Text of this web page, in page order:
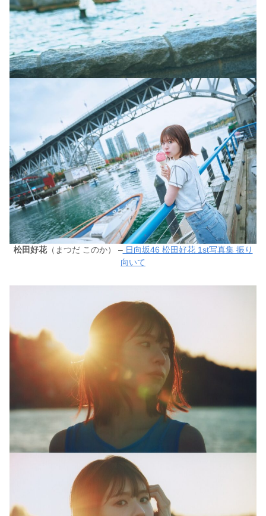
松田好花（まつだ このか） –日向坂46 松田好花 1st写真集 振り
向いて